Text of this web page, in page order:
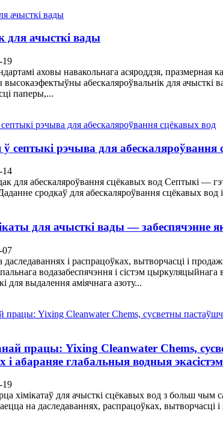
для ачысткі вады
19
аховы навакольнага асяроддзя,
абескаляроўвальнік для
паперы,...
септыкі рэчыва для абескаляроўвання
14
для абескаляроўвання сцёкавых вод Септыкі —
сродкаў для абескаляроўвання сцёкавых
для ачысткі вады — забеспячэнне
07
і распрацоўках, вытворчасці і
водазабеспячэння і сістэм
для выдалення аміячнага азоту...
працы: Yixing Cleanwater Chems,
абараняе глабальныя водныя
19
хімікатаў для ачысткі сцёкавых вод з больш
на даследаваннях, распрацоўках,